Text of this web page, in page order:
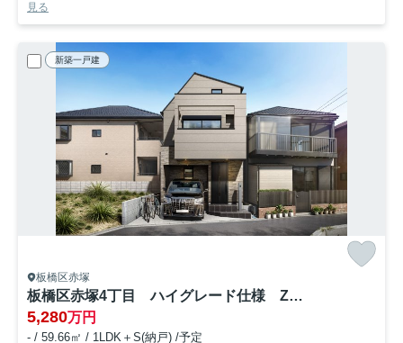
見る
新築一戸建
板橋区赤塚
板橋区赤塚4丁目 ハイグレード仕様 ZEH水準省エネ邸宅
5,280万円
- / 59.66㎡ / 1LDK＋S(納戸) /予定